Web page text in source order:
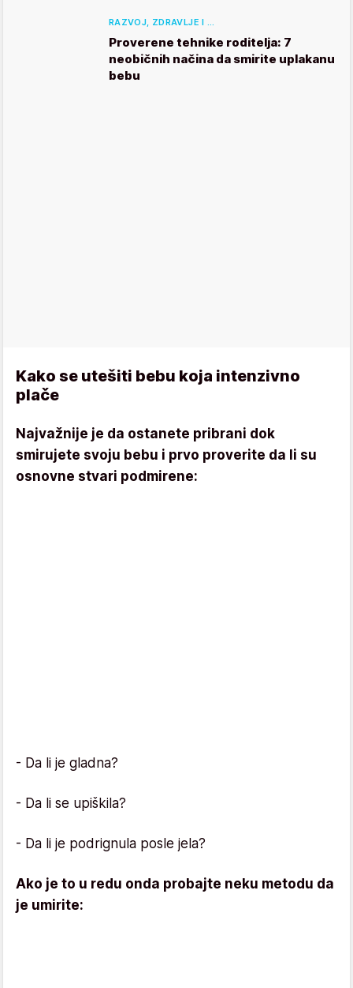
RAZVOJ, ZDRAVLJE I …
Proverene tehnike roditelja: 7
neobičnih načina da smirite uplakanu
bebu
Kako se utešiti bebu koja intenzivno
plače
Najvažnije je da ostanete pribrani dok
smirujete svoju bebu i prvo proverite da li su
osnovne stvari podmirene:
- Da li je gladna?
- Da li se upiškila?
- Da li je podrignula posle jela?
Ako je to u redu onda probajte neku metodu da
je umirite: